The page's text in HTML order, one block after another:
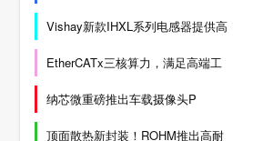
Vishay新款IHXL系列电感器提供高
EtherCATx三核算力，满足高端工
纳芯微重磅推出车载摄像头P
顶面散热新封装！ROHM推出高耐